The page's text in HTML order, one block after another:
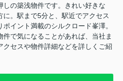
の築浅物件です。きれい好きな
。駅まで5分と、駅近でアクセス
イント満載のシルクロード峯澤。
で気になることがあれば、当社ま
クセスや物件詳細などを詳しくご紹